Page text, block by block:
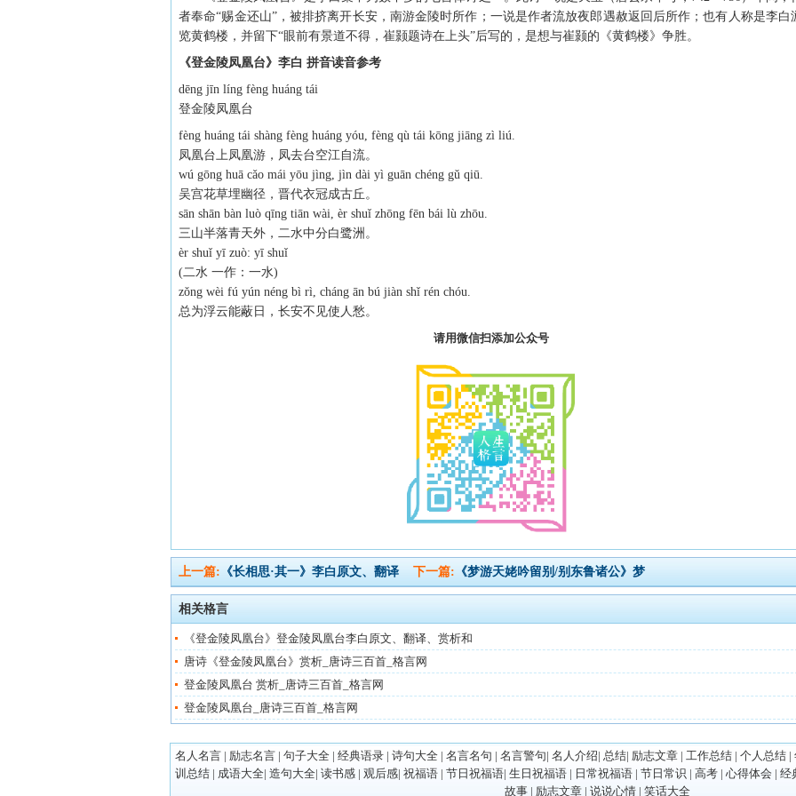
者奉命“赐金还山”，被排挤离开长安，南游金陵时所作；一说是作者流放夜郎遇赦返回后所作；也有人称是李白
览黄鹤楼，并留下“眼前有景道不得，崔颢题诗在上头”后写的，是想与崔颢的《黄鹤楼》争胜。
《登金陵凤凰台》李白 拼音读音参考
dēng jīn líng fèng huáng tái
登金陵凤凰台
fèng huáng tái shàng fèng huáng yóu, fèng qù tái kōng jiāng zì liú.
凤凰台上凤凰游，凤去台空江自流。
wú gōng huā cǎo mái yōu jìng, jìn dài yì guān chéng gǔ qiū.
吴宫花草埋幽径，晋代衣冠成古丘。
sān shān bàn luò qīng tiān wài, èr shuǐ zhōng fēn bái lù zhōu.
三山半落青天外，二水中分白鹭洲。
èr shuǐ yī zuò: yī shuǐ
(二水 一作：一水)
zǒng wèi fú yún néng bì rì, cháng ān bú jiàn shǐ rén chóu.
总为浮云能蔽日，长安不见使人愁。
请用微信扫添加公众号
上一篇: 《长相思·其一》李白原文、翻译 下一篇: 《梦游天姥吟留别/别东鲁诸公》梦
相关格言
《登金陵凤凰台》登金陵凤凰台李白原文、翻译、赏析和
唐诗《登金陵凤凰台》赏析_唐诗三百首_格言网
登金陵凤凰台 赏析_唐诗三百首_格言网
登金陵凤凰台_唐诗三百首_格言网
名人名言| 励志名言| 句子大全| 经典语录| 诗句大全| 名言名句 | 名言警句| 名人介绍| 总结| 励志文章| 工作总结| 个人总结|
训总结| 成语大全| 造句大全| 读书感| 观后感| 祝福语| 节日祝福语| 生日祝福语| 日常祝福语| 节日常识 | 高考| 心得体会 | 经
故事| 励志文章| 说说心情| 笑话大全